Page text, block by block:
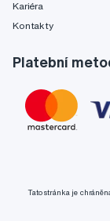
Kariéra
Kontakty
Platební
Tato stránka je